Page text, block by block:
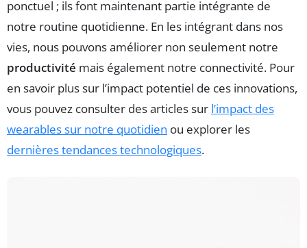
ponctuel ; ils font maintenant partie intégrante de
notre routine quotidienne. En les intégrant dans nos
vies, nous pouvons améliorer non seulement notre
productivité mais également notre connectivité. Pour
en savoir plus sur l’impact potentiel de ces innovations,
vous pouvez consulter des articles sur l’impact des
wearables sur notre quotidien ou explorer les
dernières tendances technologiques.